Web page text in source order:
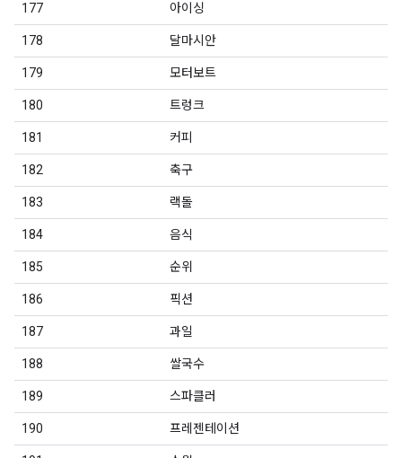
177 아이싱
178 달마시안
179 모터보트
180 트렁크
181 커피
182 축구
183 랙돌
184 음식
185 순위
186 픽션
187 과일
188 쌀국수
189 스파클러
190 프레젠테이션